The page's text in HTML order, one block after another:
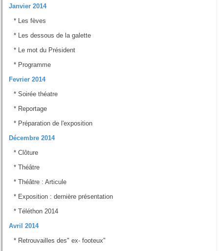
Janvier 2014
* Les fèves
* Les dessous de la galette
* Le mot du Président
* Programme
Fevrier 2014
* Soirée théatre
* Reportage
* Préparation de l'exposition
Décembre 2014
* Clôture
* Théâtre
* Théâtre : Articule
* Exposition : dernière présentation
* Téléthon 2014
Avril 2014
* Retrouvailles des" ex- footeux"